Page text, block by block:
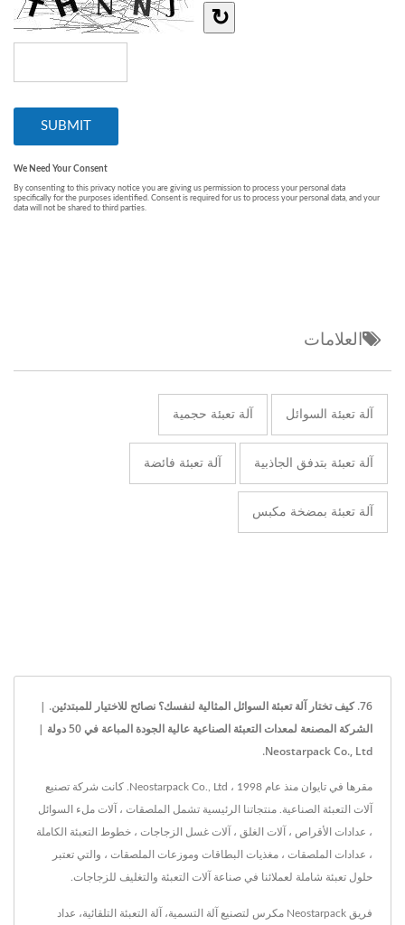
العلامات
آلة تعبئة السوائل آلة تعبئة حجمية
آلة تعبئة بتدفق الجاذبية آلة تعبئة فائضة
آلة تعبئة بمضخة مكبس
76. كيف تختار آلة تعبئة السوائل المثالية لنفسك؟ نصائح للاختيار للمبتدئين. |
الشركة المصنعة لمعدات التعبئة الصناعية عالية الجودة المباعة في 50 دولة |
Neostarpack Co., Ltd.
مقرها في تايوان منذ عام 1998 ، Neostarpack Co., Ltd. كانت شركة تصنيع
آلات التعبئة الصناعية. منتجاتنا الرئيسية تشمل الملصقات ، آلات ملء السوائل
، عدادات الأقراص ، آلات الغلق ، آلات غسل الزجاجات ، خطوط التعبئة الكاملة
، عدادات الملصقات ، مغذيات البطاقات وموزعات الملصقات ، والتي تعتبر
حلول تعبئة شاملة لعملائنا في صناعة آلات التعبئة والتغليف للزجاجات.
فريق Neostarpack مكرس لتصنيع آلة التسمية، آلة التعبئة التلقائية، عداد